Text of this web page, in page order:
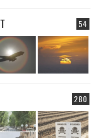
54
280